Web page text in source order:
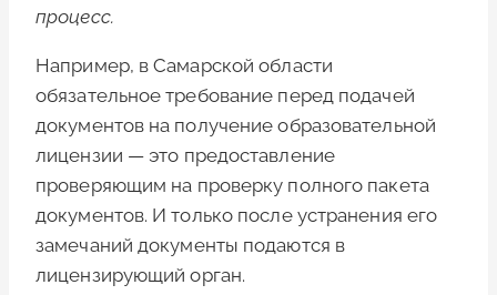
процесс.
Например, в Самарской области
обязательное требование перед подачей
документов на получение образовательной
лицензии — это предоставление
проверяющим на проверку полного пакета
документов. И только после устранения его
замечаний документы подаются в
лицензирующий орган.